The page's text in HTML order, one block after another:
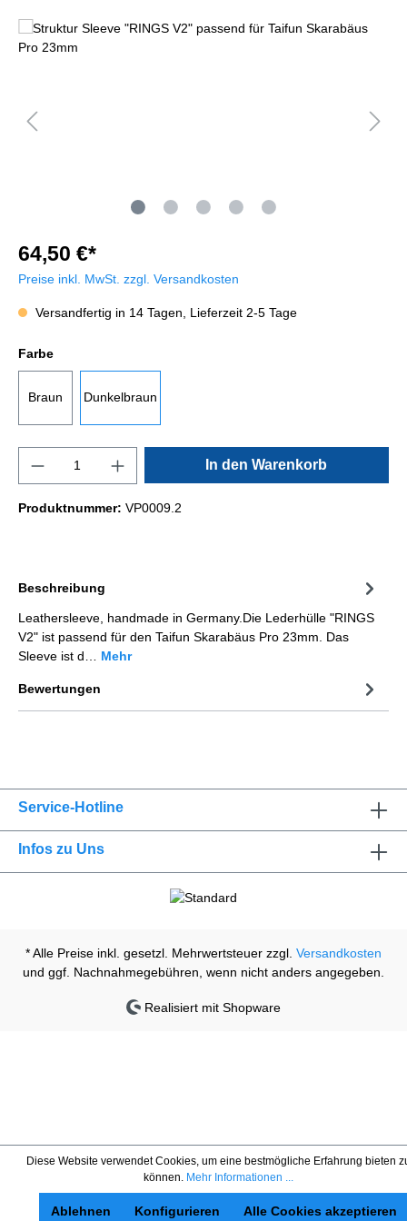
64,50 €*
Preise inkl. MwSt. zzgl. Versandkosten
Versandfertig in 14 Tagen, Lieferzeit 2-5 Tage
Farbe
Braun Dunkelbraun
In den Warenkorb
Produktnummer: VP0009.2
Beschreibung
Leathersleeve, handmade in Germany.Die Lederhülle "RINGS
V2" ist passend für den Taifun Skarabäus Pro 23mm. Das
Sleeve ist d… Mehr
Bewertungen
Service-Hotline
Infos zu Uns
* Alle Preise inkl. gesetzl. Mehrwertsteuer zzgl. Versandkosten
und ggf. Nachnahmegebühren, wenn nicht anders angegeben.
Realisiert mit Shopware
Diese Website verwendet Cookies, um eine bestmögliche Erfahrung bieten
können. Mehr Informationen ...
Ablehnen Konfigurieren Alle Cookies akzeptieren